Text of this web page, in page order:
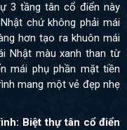
3 tầng tân cổ điển này
chứ không phải mái
hơn tạo ra khuôn mái
Nhật màu xanh than từ
mái phụ phần mặt tiền
mang một vẻ đẹp nhẹ
Biệt thự tân cổ điển